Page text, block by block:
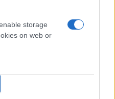
storage
on web or
ελληνική ταυτότητα.
στη συνέπεια, στην
συνεργάτη και στη
της. Ο Θέμης Σαρασίδης
και την εξωστρέφεια
που χαρακτηρίζει τη